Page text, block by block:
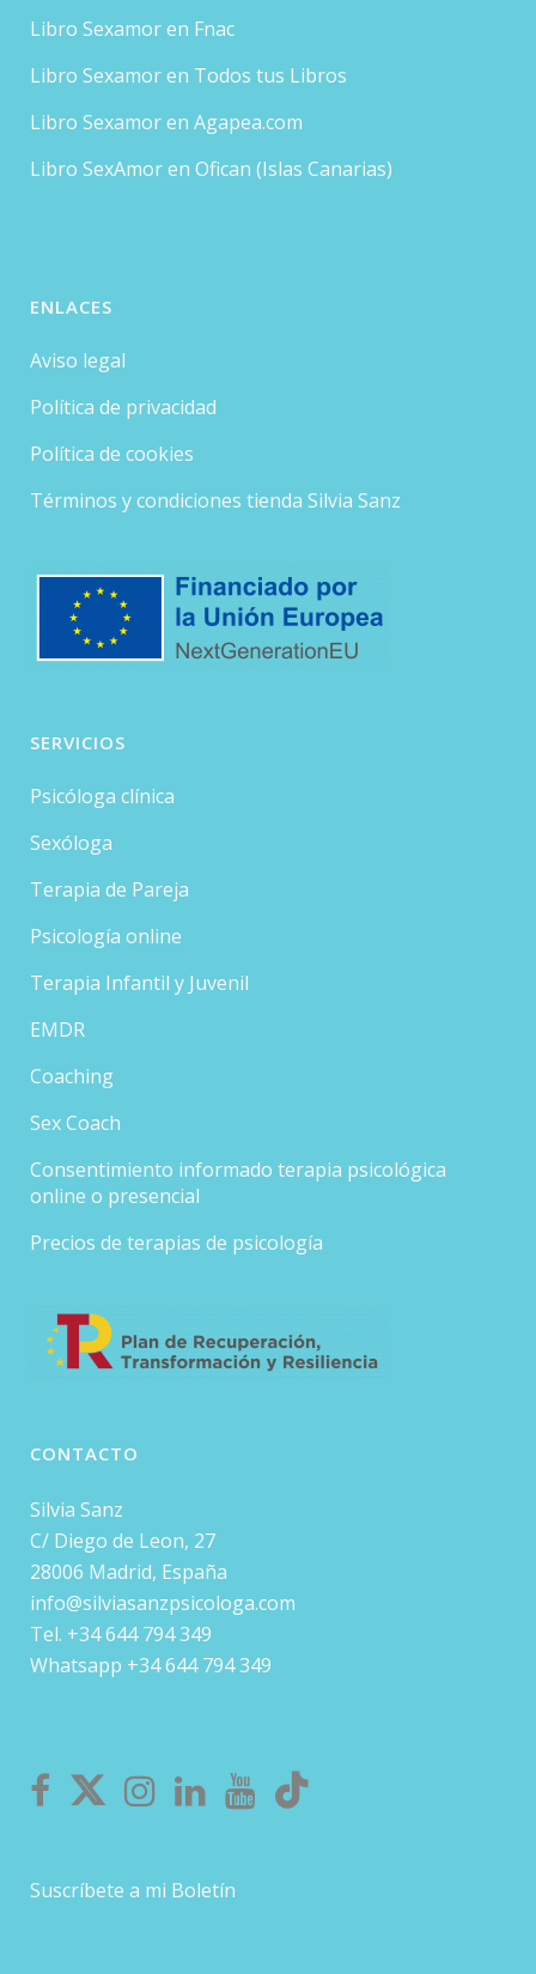
Libro Sexamor en Fnac
Libro Sexamor en Todos tus Libros
Libro Sexamor en Agapea.com
Libro SexAmor en Ofican (Islas Canarias)
ENLACES
Aviso legal
Política de privacidad
Política de cookies
Términos y condiciones tienda Silvia Sanz
SERVICIOS
Psicóloga clínica
Sexóloga
Terapia de Pareja
Psicología online
Terapia Infantil y Juvenil
EMDR
Coaching
Sex Coach
Consentimiento informado terapia psicológica
online o presencial
Precios de terapias de psicología
CONTACTO
Silvia Sanz
C/ Diego de Leon, 27
28006 Madrid, España
info@silviasanzpsicologa.com
Tel. +34 644 794 349
Whatsapp +34 644 794 349
Suscríbete a mi Boletín